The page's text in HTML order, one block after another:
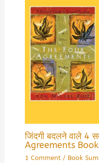
जिंदगी बदलने वाले 4
Agreements
1 Comment / Book